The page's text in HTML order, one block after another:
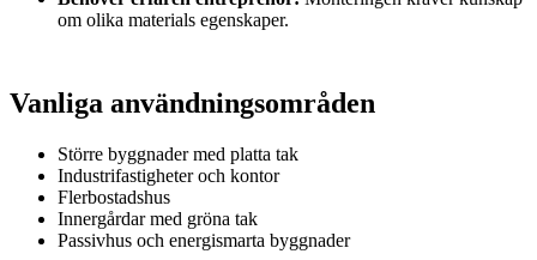
om olika materials egenskaper.
Vanliga användningsområden
Större byggnader med platta tak
Industrifastigheter och kontor
Flerbostadshus
Innergårdar med gröna tak
Passivhus och energismarta byggnader